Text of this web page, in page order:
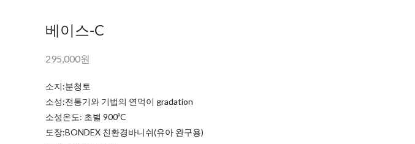
베이스-C
295,000원
소지:분청토
소성:전통기와 기법의 연먹이 gradation
소성온도: 초벌 900ºC
도장:BONDEX 친환경바니쉬(유아 완구용)